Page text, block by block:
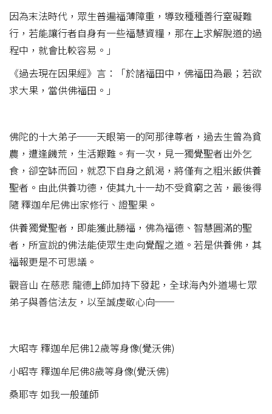
因為末法時代，眾生普遍福薄障重，導致種種善行窒礙難
行，若能讓行者自身有一些福慧資糧，那在上求解脫道的過
程中，就會比較容易。」
《過去現在因果經》言：「於諸福田中，佛福田為最；若欲
求大果，當供佛福田。」
佛陀的十大弟子──天眼第一的阿那律尊者，過去生曾為貧
農，遭逢饑荒，生活艱難。有一次，見一獨覺聖者出外乞
食，卻空缽而回，就忍下自身之飢渴，將僅有之粗米飯供養
聖者。由此供養功德，使其九十一劫不受貧窮之苦，最後得
隨 釋迦牟尼佛出家修行、證聖果。
供養獨覺聖者，即能獲此勝福，佛為福德、智慧圓滿的聖
者，所宣說的佛法能使眾生走向覺醒之道。若是供養佛，其
福報更是不可思議。
觀音山 在慈悲 龍德上師加持下發起，全球海內外道場七眾
弟子與善信法友，以至誠虔敬心向──
大昭寺 釋迦牟尼佛12歲等身像(覺沃佛)
小昭寺 釋迦牟尼佛8歲等身像(覺沃佛)
桑耶寺 如我一般蓮師